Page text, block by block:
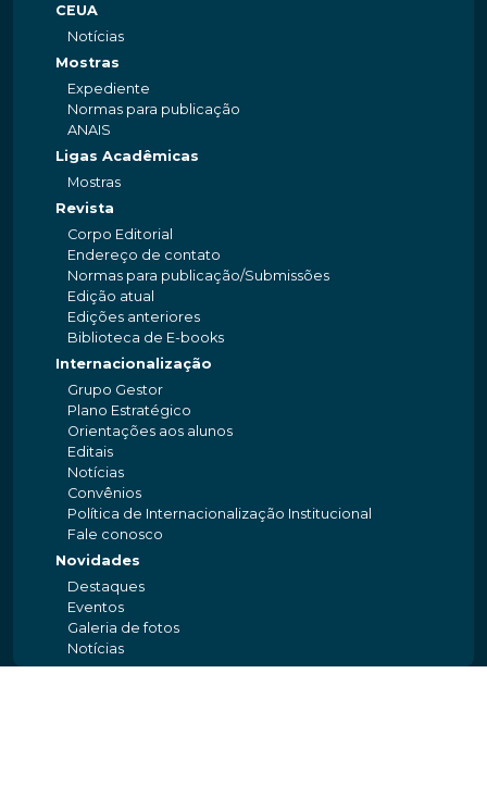
CEUA
Notícias
Mostras
Expediente
Normas para publicação
ANAIS
Ligas Acadêmicas
Mostras
Revista
Corpo Editorial
Endereço de contato
Normas para publicação/Submissões
Edição atual
Edições anteriores
Biblioteca de E-books
Internacionalização
Grupo Gestor
Plano Estratégico
Orientações aos alunos
Editais
Notícias
Convênios
Política de Internacionalização Institucional
Fale conosco
Novidades
Destaques
Eventos
Galeria de fotos
Notícias